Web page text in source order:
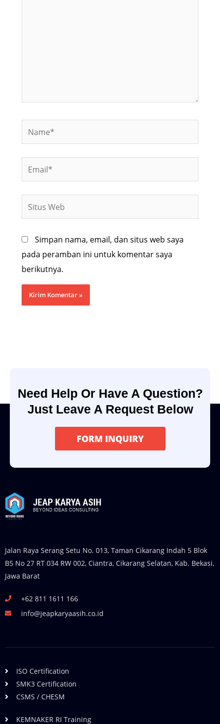
Name*
Email*
Situs
Web
Simpan nama, email, dan situs web saya
pada peramban ini untuk komentar saya
berikutnya.
Need Help Or Have A Question?
Just Leave A Request Below
FORM INQUIRY
Jalan Raya Serang Setu No. 013, Taman Cikarang Indah 5 Blok
B5 No 27 RT 034 RW 002, Ciantra, Cikarang Selatan, Kab. Bekasi,
Jawa Barat
+62 811 1611 166
info@jeapkaryaasih.co.id
ISO Certification
SMK3 Certification
CSMS / CHESM
KEMNAKER RI Training